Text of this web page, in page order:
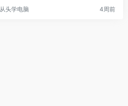
从头学电脑 4周前